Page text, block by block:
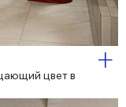
цвет в